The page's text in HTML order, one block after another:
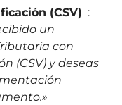
(CSV) :
un
con
(CSV) y deseas